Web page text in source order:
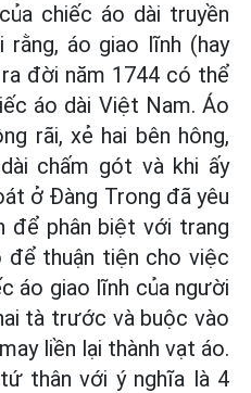
chiếc áo dài truyền
rằng, áo giao lĩnh (hay
đời năm 1744 có thể
áo dài Việt Nam. Áo
rãi, xẻ hai bên hông,
chấm gót và khi ấy
ở Đàng Trong đã yêu
để phân biệt với trang
để thuận tiện cho việc
áo giao lĩnh của người
tà trước và buộc vào
liền lại thành vạt áo.
thân với ý nghĩa là 4